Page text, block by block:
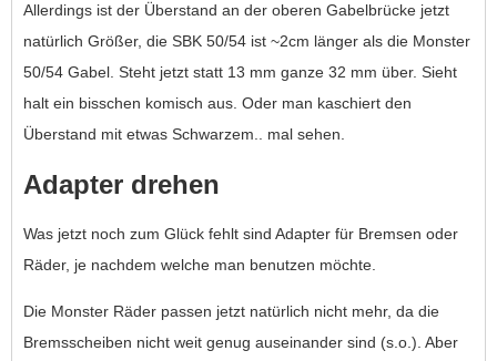
Allerdings ist der Überstand an der oberen Gabelbrücke jetzt
natürlich Größer, die SBK 50/54 ist ~2cm länger als die Monster
50/54 Gabel. Steht jetzt statt 13 mm ganze 32 mm über. Sieht
halt ein bisschen komisch aus. Oder man kaschiert den
Überstand mit etwas Schwarzem.. mal sehen.
Adapter drehen
Was jetzt noch zum Glück fehlt sind Adapter für Bremsen oder
Räder, je nachdem welche man benutzen möchte.
Die Monster Räder passen jetzt natürlich nicht mehr, da die
Bremsscheiben nicht weit genug auseinander sind (s.o.). Aber